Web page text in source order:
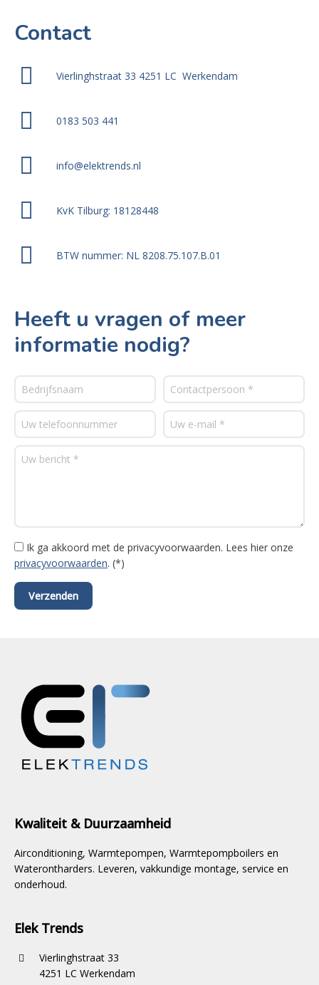
Contact
Vierlinghstraat 33 4251 LC Werkendam
0183 503 441
info@elektrends.nl
KvK Tilburg: 18128448
BTW nummer: NL 8208.75.107.B.01
Heeft u vragen of meer
informatie nodig?
Ik ga akkoord met de privacyvoorwaarden. Lees hier onze
privacyvoorwaarden. (*)
Kwaliteit & Duurzaamheid
Airconditioning, Warmtepompen, Warmtepompboilers en
Waterontharders. Leveren, vakkundige montage, service en
onderhoud.
Elek Trends
Vierlinghstraat 33
4251 LC Werkendam